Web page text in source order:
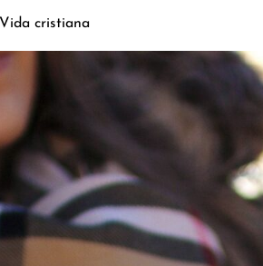
Vida cristiana